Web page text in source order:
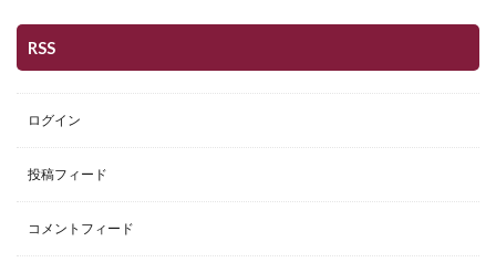
RSS
ログイン
投稿フィード
コメントフィード